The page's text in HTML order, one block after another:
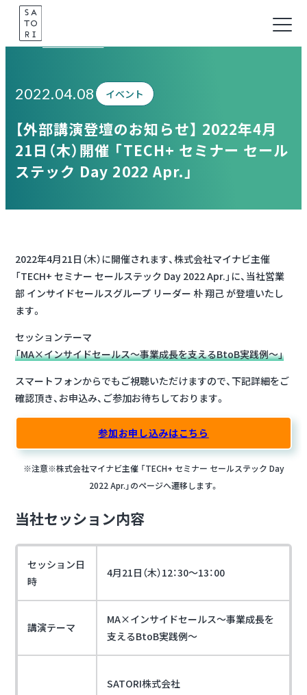
Skip
content
2022.04.08 イベント
【外部講演登壇のお知らせ】 2022年4月
21日（木）開催 「TECH+ セミナー セール
ステック Day 2022 Apr.」
2022年4月21日（木）に開催されます、株式会社マイナビ主催
「TECH+ セミナー セールステック Day 2022 Apr.」に、当社営業
部 インサイドセールスグループ リーダー 朴 翔己 が登壇いたし
ます。
セッションテーマ
「MA×インサイドセールス～事業成長を支えるBtoB実践例～」
スマートフォンからでもご視聴いただけますので、下記詳細をご
確認頂き、お申込み、ご参加お待ちしております。
参加お申し込みはこちら
※注意※株式会社マイナビ主催 「TECH+ セミナー セールステック Day
2022 Apr.」のページへ遷移します。
当社セッション内容
セッション日
時
4月21日（木）12：30～13：00
講演テーマ
MA×インサイドセールス～事業成長を
支えるBtoB実践例～
SATORI株式会社